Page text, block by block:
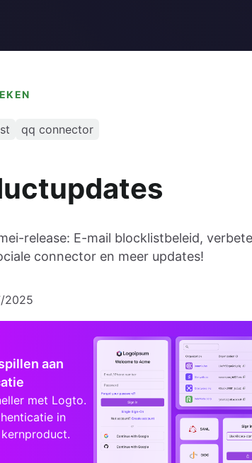
qq connector
release: E-mail blocklistbeleid,
connector en meer updates!
2025
aan
met Logto.
in